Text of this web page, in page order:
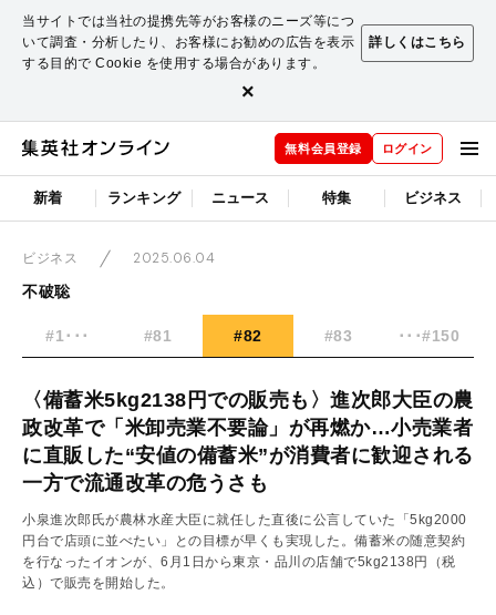
当サイトでは当社の提携先等がお客様のニーズ等につ
いて調査・分析したり、お客様にお勧めの広告を表示
する目的で Cookie を使用する場合があります。
詳しくはこちら
×
無料会員登録 ログイン
新着 ランキング ニュース 特集 ビジネス
ビジネス
2025.06.04
不破聡
#1･･･ #81 #82 #83 ･･･#150
〈備蓄米5kg2138円での販売も〉進次郎大臣の農
政改革で「米卸売業不要論」が再燃か…小売業者
に直販した“安値の備蓄米”が消費者に歓迎される
一方で流通改革の危うさも
小泉進次郎氏が農林水産大臣に就任した直後に公言していた「5kg2000
円台で店頭に並べたい」との目標が早くも実現した。備蓄米の随意契約
を行なったイオンが、6月1日から東京・品川の店舗で5kg2138円（税
込）で販売を開始した。